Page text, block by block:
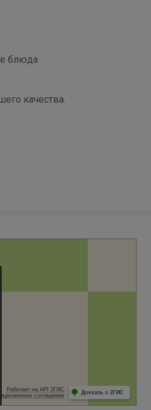
блюда
качества.